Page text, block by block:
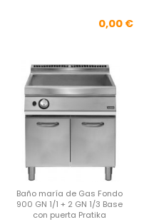
0,00 €
Baño maría de Gas Fondo
900 GN 1/1 + 2 GN 1/3 Base
con puerta Pratika